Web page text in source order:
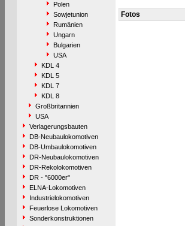
Polen
Sowjetunion
Rumänien
Ungarn
Bulgarien
USA
KDL 4
KDL 5
KDL 7
KDL 8
Großbritannien
USA
Verlagerungsbauten
DB-Neubaulokomotiven
DB-Umbaulokomotiven
DR-Neubaulokomotiven
DR-Rekolokomotiven
DR - "6000er"
ELNA-Lokomotiven
Industrielokomotiven
Feuerlose Lokomotiven
Sonderkonstruktionen
Fotos